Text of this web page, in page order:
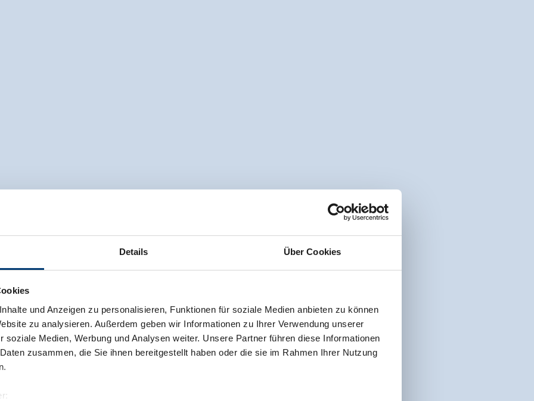
Details Über Cookies
und Anzeigen zu personalisieren, Funktionen für soziale Medien anbieten zu können
zu analysieren. Außerdem geben wir Informationen zu Ihrer Verwendung unserer
soziale Medien, Werbung und Analysen weiter. Unsere Partner führen diese Informationen
zusammen, die Sie ihnen bereitgestellt haben oder die sie im Rahmen Ihrer Nutzung